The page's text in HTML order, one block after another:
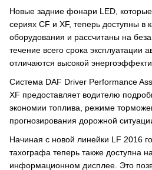
Новые задние фонари LED,
сериях CF и XF, теперь доступны в
оборудования и рассчитаны на
течение всего срока эксплуатации
отличаются высокой
Система DAF Driver Performance
XF предоставляет водителю
экономии топлива, режиме
прогнозирования дорожной
Начиная с новой линейки LF 2016
тахографа теперь также доступна
информационном дисплее. Это